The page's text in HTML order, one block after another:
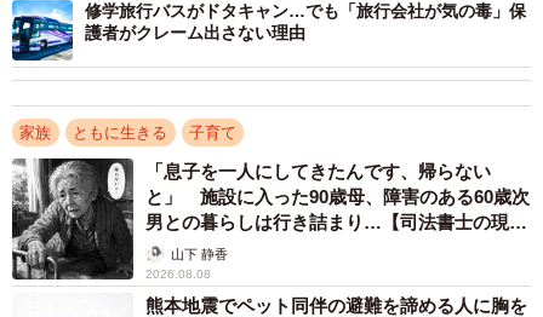
修学旅行バスがドタキャン…でも「旅行会社が気の毒」保
護者がクレーム出さない理由
家族 ともに生きる 子育て
「息子を一人にしてきたんです、帰らない
と」 施設に入った90歳母、障害のある60歳次
男との暮らしは行き詰まり…【司法書士の現場
から】山下 静香
2026.08.08
熊本地震でペット同伴の避難を諦める人に胸を